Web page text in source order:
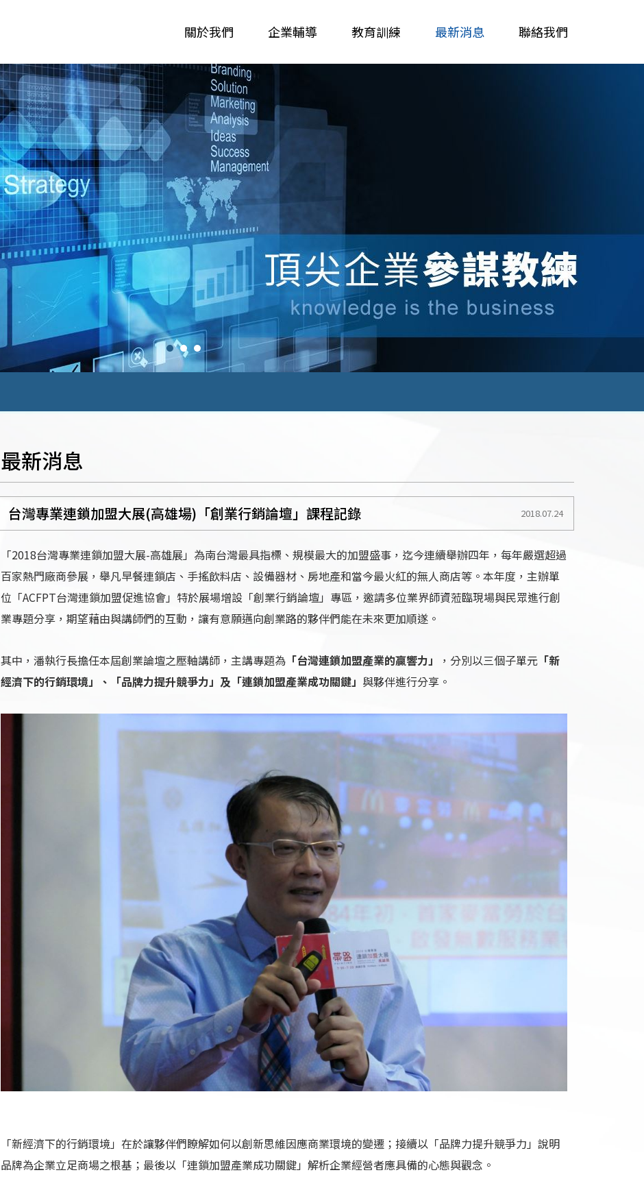
關於我們 企業輔導 教育訓練 最新消息 聯絡我們
最新消息
2018.07.24
台灣專業連鎖加盟大展(高雄場)「創業行銷論壇」課程記錄
「2018台灣專業連鎖加盟大展-高雄展」為南台灣最具指標、規模最大的加盟盛事，迄今連續舉辦四年，每年嚴選超過
百家熱門廠商參展，舉凡早餐連鎖店、手搖飲料店、設備器材、房地產和當今最火紅的無人商店等。 本年度，主辦單
位「ACFPT台灣連鎖加盟促進協會」特於展場增設「創業行銷論壇」專區，邀請多位業界師資蒞臨現場與民眾進行創
業專題分享，期望藉由與講師們的互動，讓有意願邁向創業路的夥伴們能在未來更加順遂。
其中，潘執行長擔任本屆創業論壇之壓軸講師，主講專題為「台灣連鎖加盟產業的贏響力」 ，分別以三個子單元「新
經濟下的行銷環境」、「品牌力提升競爭力」及「連鎖加盟產業成功關鍵」 與夥伴進行分享。
「新經濟下的行銷環境」在於讓夥伴們瞭解如何以創新思維因應商業環境的變遷；接續以「品牌力提升競爭力」說明
品牌為企業立足商場之根基；最後以「連鎖加盟產業成功關鍵」解析企業經營者應具備的心態與觀念。